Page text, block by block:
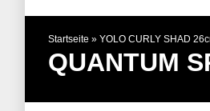
Startseite » YOLO CURLY SHAD
QUANTUM